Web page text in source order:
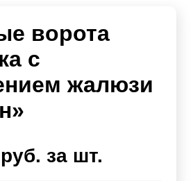
ворота
с
жалюзи
за шт.